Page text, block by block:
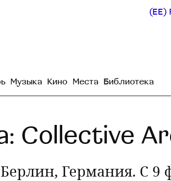
(EE)
Музыка Кино Места Библиотека
Collective
Германия. С 9